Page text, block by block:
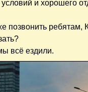
условий и хорошего
позвонить ребятам,
всё ездили.